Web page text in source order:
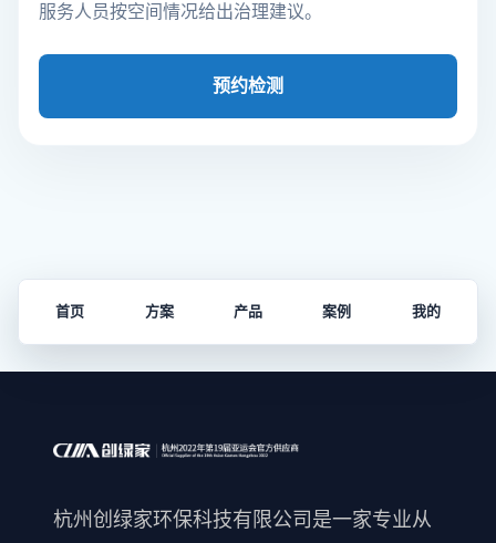
服务人员按空间情况给出治理建议。
预约检测
首页 方案 产品 案例 我的
杭州创绿家环保科技有限公司是一家专业从